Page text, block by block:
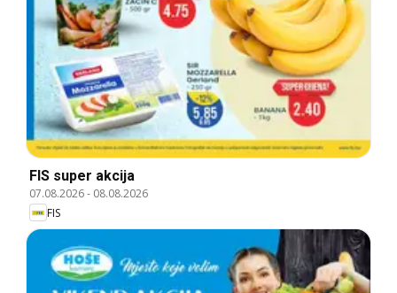
FIS super akcija
07.08.2026- 08.08.2026
FIS